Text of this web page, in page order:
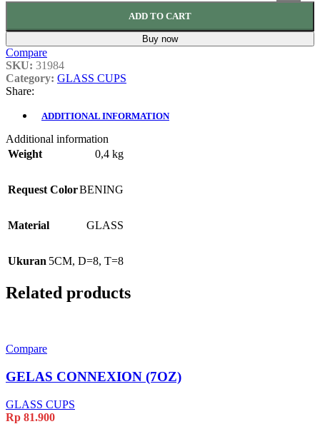
ADD TO CART
Buy now
Compare
SKU: 31984
Category: GLASS CUPS
Share:
ADDITIONAL INFORMATION
Additional information
Weight
0,4 kg
Request ColorBENING
Material GLASS
Ukuran 5CM, D=8, T=8
Related products
Compare
GELAS CONNEXION (7OZ)
GLASS CUPS
Rp 81.900